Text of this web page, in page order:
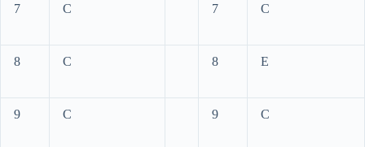
7 C 7 C
8 C 8 E
9 C 9 C